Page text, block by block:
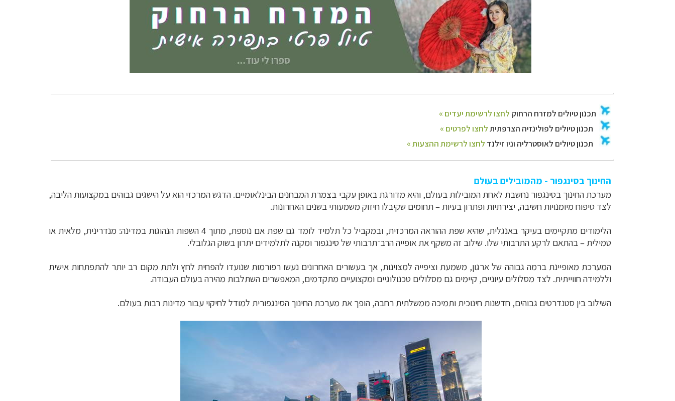
החינוך בסינגפור - מהמובילים בעולם
מערכת החינוך בסינגפור נחשבת לאחת המובילות בעולם, והיא מדורגת באופן עקבי בצמרת המבחנים הבינלאומיים. הדגש המרכזי הוא על הישגים גבוהים במקצועות הליבה,
לצד טיפוח מיומנויות חשיבה, יצירתיות ופתרון בעיות – תחומים שקיבלו חיזוק משמעותי בשנים האחרונות.
הלימודים מתקיימים בעיקר באנגלית, שהיא שפת ההוראה המרכזית, ובמקביל כל תלמיד לומד גם שפת אם נוספת, מתוך 4 השפות הנהוגות במדינה: מנדרינית, מלאית או
טמילית – בהתאם לרקע התרבותי שלו. שילוב זה משקף את אופייה הרב־תרבותי של סינגפור ומקנה לתלמידים יתרון בשוק הגלובלי.
המערכת מאופיינת ברמה גבוהה של ארגון, משמעת וציפייה למצוינות, אך בעשורים האחרונים נעשו רפורמות שנועדו להפחית לחץ ולתת מקום רב יותר להתפתחות אישית
וללמידה חווייתית. לצד מסלולים עיוניים, קיימים גם מסלולים טכנולוגיים ומקצועיים מתקדמים, המאפשרים השתלבות מהירה בעולם העבודה.
השילוב בין סטנדרטים גבוהים, חדשנות חינוכית ותמיכה ממשלתית רחבה, הופך את מערכת החינוך הסינגפורית למודל לחיקוי עבור מדינות רבות בעולם.